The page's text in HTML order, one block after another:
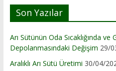
Son Yazılar
Arı Sütünün Oda Sıcaklığında ve
Depolanmasındaki Değişim 29/
Aralıklı Arı Sütü Üretimi 30/04/